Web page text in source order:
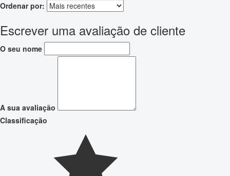
Ordenar por:
Escrever uma avaliação de cliente
O seu nome
A sua avaliação
Classificação